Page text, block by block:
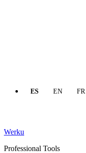
ES EN FR
Werku
Professional Tools